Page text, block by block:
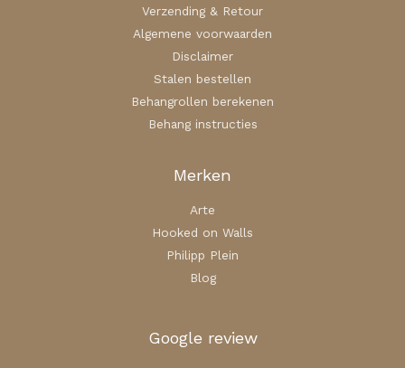
Verzending & Retour
Algemene voorwaarden
Disclaimer
Stalen bestellen
Behangrollen berekenen
Behang instructies
Merken
Arte
Hooked on Walls
Philipp Plein
Blog
Google review